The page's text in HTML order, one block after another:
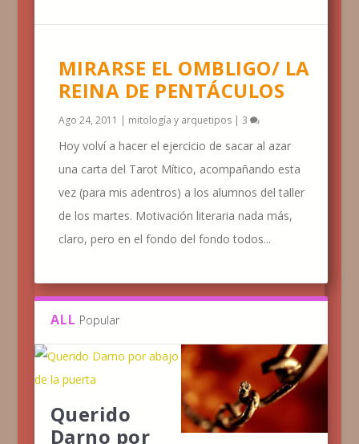
MIRARSE EL OMBLIGO/ LA
REINA DE PENTÁCULOS
Ago 24, 2011 | mitología y arquetipos| 3
Hoy volví a hacer el ejercicio de sacar al azar
una carta del Tarot Mítico, acompañando esta
vez (para mis adentros) a los alumnos del taller
de los martes. Motivación literaria nada más,
claro, pero en el fondo del fondo todos...
ALL Popular
Querido
Darno por